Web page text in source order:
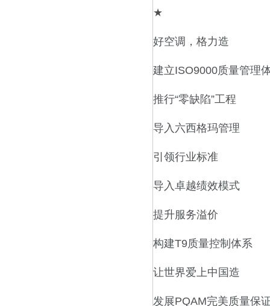
★
好空调，格力造
建立ISO9000质量管理
推行“零缺陷”工程
导入六西格玛管理
引领行业标准
导入卓越绩效模式
提升服务溢价
构建T9质量控制体系
让世界爱上中国造
发展PQAM完美质量保